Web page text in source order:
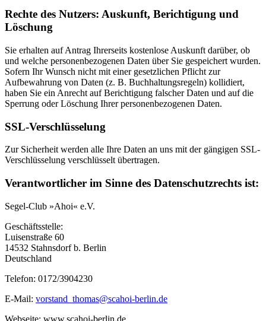
Rechte des Nutzers: Auskunft, Berichtigung und
Löschung
Sie erhalten auf Antrag Ihrerseits kostenlose Auskunft darüber, ob
und welche personenbezogenen Daten über Sie gespeichert wurden.
Sofern Ihr Wunsch nicht mit einer gesetzlichen Pflicht zur
Aufbewahrung von Daten (z. B. Buchhaltungsregeln) kollidiert,
haben Sie ein Anrecht auf Berichtigung falscher Daten und auf die
Sperrung oder Löschung Ihrer personenbezogenen Daten.
SSL-Verschlüsselung
Zur Sicherheit werden alle Ihre Daten an uns mit der gängigen SSL-
Verschlüsselung verschlüsselt übertragen.
Verantwortlicher im Sinne des Datenschutzrechts ist:
Segel-Club »Ahoi« e.V.
Geschäftsstelle:
Luisenstraße 60
14532 Stahnsdorf b. Berlin
Deutschland
Telefon: 0172/3904230
E-Mail: vorstand_thomas@scahoi-berlin.de
Webseite: www.scahoi-berlin.de